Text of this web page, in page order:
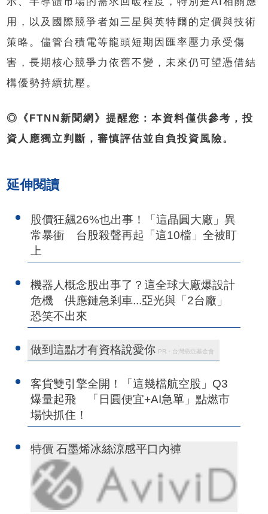
用，以及國際競爭者如三星與英特爾的定價與技術
策略。儘管台積電等龍頭短期因匯率壓力承受傷
害，長期核心競爭力依舊不變，未來仍可望憑借結
構優勢持續抗壓。
◎《FTNN新聞網》提醒您：本資料僅供參考，投
資人應獨立判斷，審慎評估並自負投資風險。
延伸閱讀
股價狂飆26%也出事！「這晶圓大廠」異
常暴衝 台股殺聲再起「這10檔」全被盯
上
機器人概念股出事了？這全球大廠爆設計
危機 供應鏈急剎車...亞光與「2台廠」
恐笑不出來
做到這點才有資格說愛你 PR・台灣癌症基金會
客貨雙引擎全開！「這幾檔航空股」Q3
爆量起飛 「日圓便宜+AI急單」點燃市
場快抓住！
特價 石墨烯冰絲涼感平口內褲